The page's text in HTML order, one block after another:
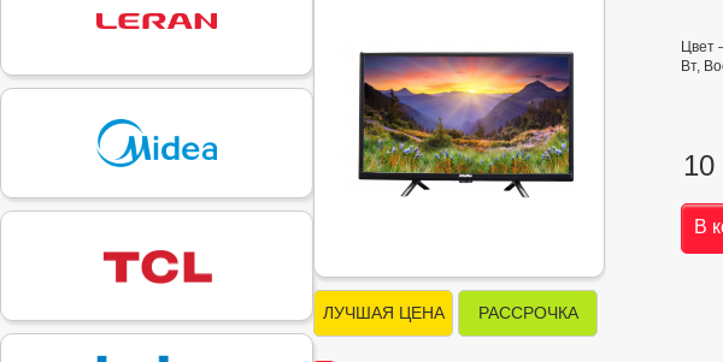
ЛУЧШАЯ ЦЕНА РАССРОЧКА
Цвет
Вт,
10
В